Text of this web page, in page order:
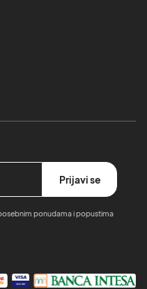
Prijavi se
ponudama i popustima